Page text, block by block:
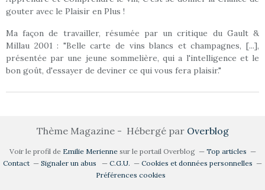
gouter avec le Plaisir en Plus !
Ma façon de travailler, résumée par un critique du Gault &
Millau 2001 : "Belle carte de vins blancs et champagnes, [...],
présentée par une jeune sommelière, qui a l'intelligence et le
bon goût, d'essayer de deviner ce qui vous fera plaisir."
Thème Magazine - Hébergé par Overblog
Voir le profil de Emilie Meriennesur le portail Overblog
Top articles
Contact
Signaler un abus C.G.U.
Cookies et données personnelles
Préférences cookies